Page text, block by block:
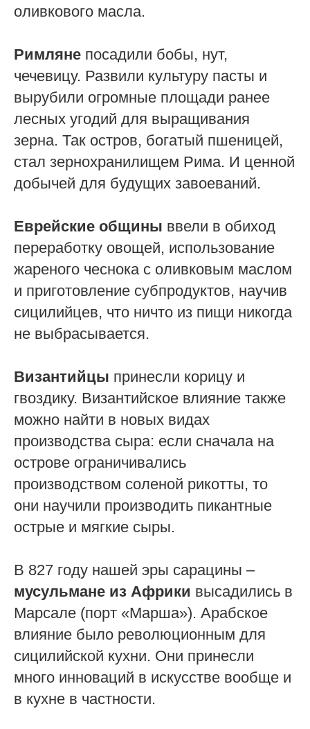
оливкового масла.
Римляне посадили бобы, нут,
чечевицу. Развили культуру пасты и
вырубили огромные площади ранее
лесных угодий для выращивания
зерна. Так остров, богатый пшеницей,
стал зернохранилищем Рима. И ценной
добычей для будущих завоеваний.
Еврейские общины ввели в обиход
переработку овощей, использование
жареного чеснока с оливковым маслом
и приготовление субпродуктов, научив
сицилийцев, что ничто из пищи никогда
не выбрасывается.
Византийцы принесли корицу и
гвоздику. Византийское влияние также
можно найти в новых видах
производства сыра: если сначала на
острове ограничивались
производством соленой рикотты, то
они научили производить пикантные
острые и мягкие сыры.
В 827 году нашей эры сарацины –
мусульмане из Африки высадились в
Марсале (порт «Марша»). Арабское
влияние было революционным для
сицилийской кухни. Они принесли
много инноваций в искусстве вообще и
в кухне в частности.